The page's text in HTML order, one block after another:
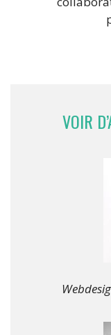
VOIR